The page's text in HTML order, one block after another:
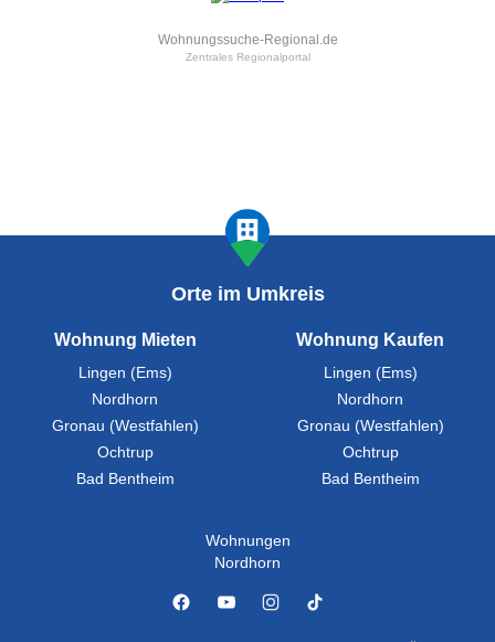
Wohnungssuche-Regional.de
Zentrales Regionalportal
Orte im Umkreis
Wohnung Mieten
Lingen (Ems)
Nordhorn
Gronau (Westfahlen)
Ochtrup
Bad Bentheim
Wohnung Kaufen
Lingen (Ems)
Nordhorn
Gronau (Westfahlen)
Ochtrup
Bad Bentheim
Wohnungen
Nordhorn